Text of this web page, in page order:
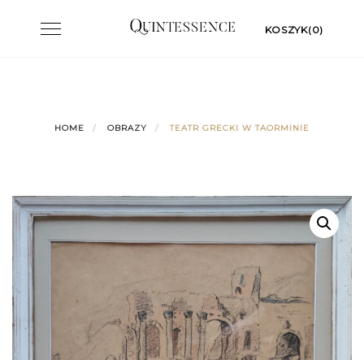
Toggle KOSZYK(0)
HOME OBRAZY TEATR GRECKI W TAORMINIE